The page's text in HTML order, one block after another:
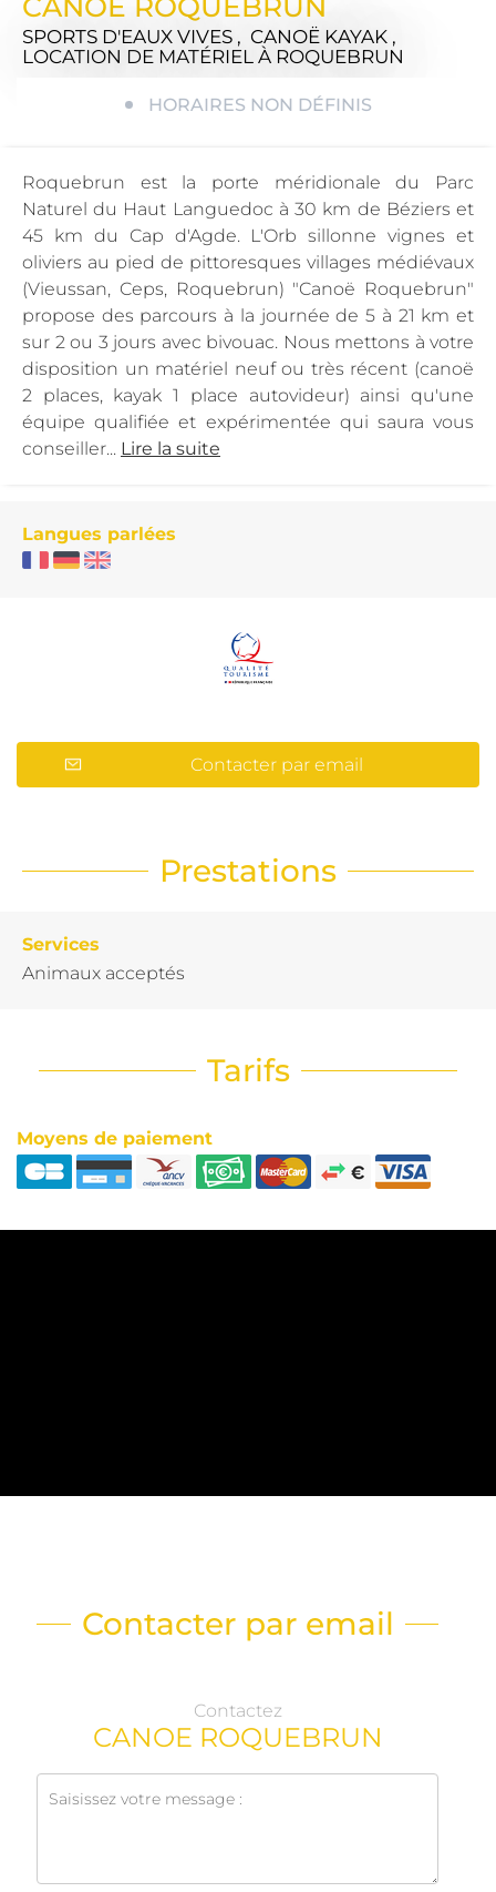
SPORTS D'EAUX VIVES , CANOË KAYAK ,
LOCATION DE MATÉRIEL À ROQUEBRUN
HORAIRES NON DÉFINIS
Roquebrun est la porte méridionale du Parc
Naturel du Haut Languedoc à 30 km de Béziers et
45 km du Cap d'Agde. L'Orb sillonne vignes et
oliviers au pied de pittoresques villages médiévaux
(Vieussan, Ceps, Roquebrun) "Canoë Roquebrun"
propose des parcours à la journée de 5 à 21 km et
sur 2 ou 3 jours avec bivouac. Nous mettons à votre
disposition un matériel neuf ou très récent (canoë
2 places, kayak 1 place autovideur) ainsi qu'une
équipe qualifiée et expérimentée qui saura vous
conseiller... Lire la suite
Langues parlées
Contacter par email
Prestations
Services
Animaux acceptés
Tarifs
Moyens de paiement
Contacter par email
Contactez
CANOE ROQUEBRUN